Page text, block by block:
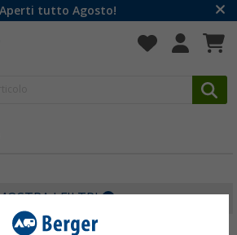
Aperti tutto Agosto!
I FILTRI